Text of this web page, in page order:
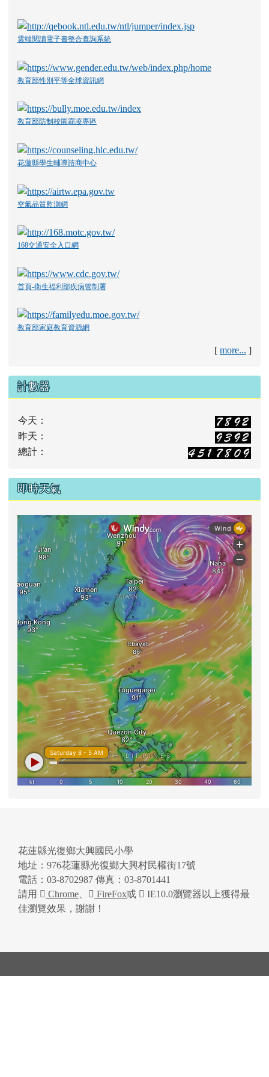
雲端閱讀電子書整合查詢系統
教育部性別平等全球資訊網
教育部防制校園霸凌專區
花蓮縣學生輔導諮商中心
空氣品質監測網
168交通安全入口網
首頁-衛生福利部疾病管制署
教育部家庭教育資源網
[ more... ]
計數器
今天：
昨天：
總計：
即時天氣
花蓮縣光復鄉大興國民小學
地址：976花蓮縣光復鄉大興村民權街17號
電話：03-8702987 傳真：03-8701441
請用
Chrome FireFox或
IE10.0瀏覽器以上獲得最
佳瀏覽效果，謝謝！